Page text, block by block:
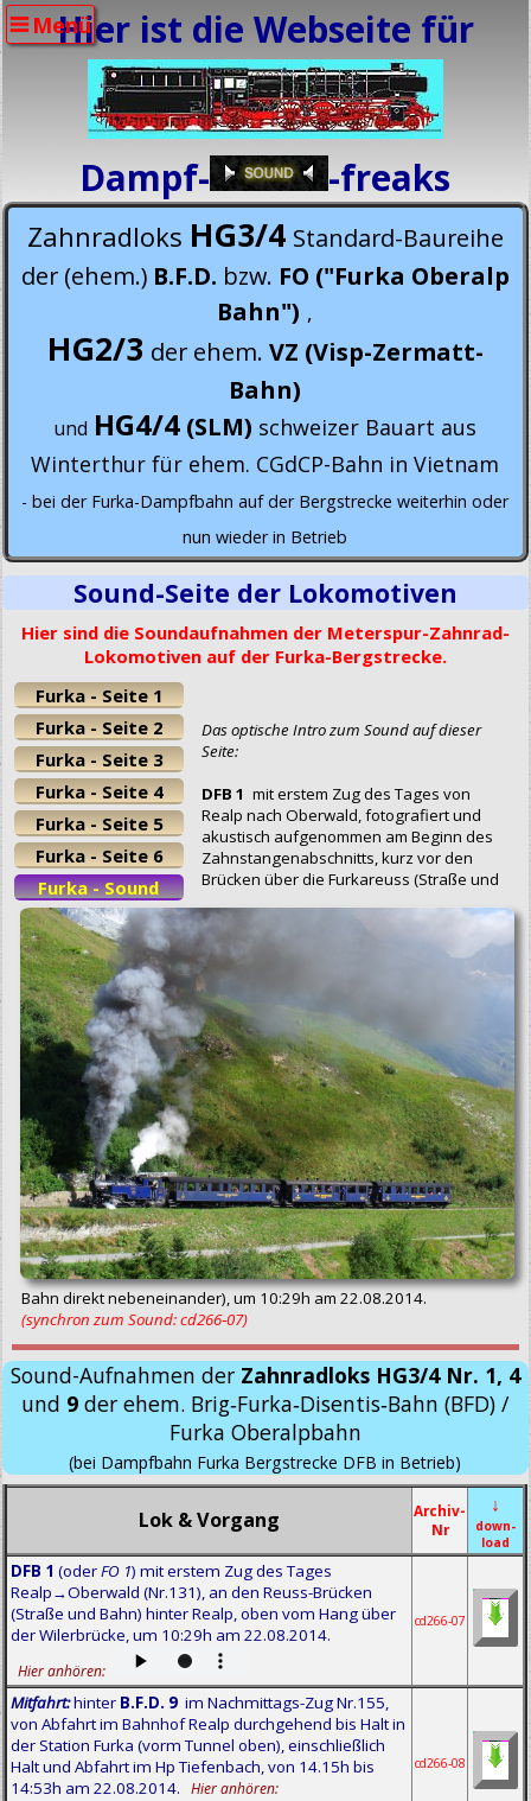
Menü
Hier ist die Webseite für
Dampf- -freaks
Zahnradloks HG3/4 Standard-Baureihe
der (ehem.) B.F.D. bzw. FO ("Furka Oberalp
Bahn") ,
HG2/3 der ehem. VZ (Visp-Zermatt-
Bahn)
und HG4/4 (SLM) schweizer Bauart aus
Winterthur für ehem. CGdCP-Bahn in Vietnam
- bei der Furka-Dampfbahn auf der Bergstrecke weiterhin oder
nun wieder in Betrieb
Sound-Seite der Lokomotiven
Hier sind die Soundaufnahmen der Meterspur-Zahnrad-
Lokomotiven auf der Furka-Bergstrecke.
Furka - Seite 1
Furka - Seite 2
Furka - Seite 3
Furka - Seite 4
Furka - Seite 5
Furka - Seite 6
Furka - Sound
Das optische Intro zum Sound auf dieser
Seite:
DFB 1 mit erstem Zug des Tages von
Realp nach Oberwald, fotografiert und
akustisch aufgenommen am Beginn des
Zahnstangenabschnitts, kurz vor den
Brücken über die Furkareuss (Straße und
Bahn direkt nebeneinander), um 10:29h am 22.08.2014.
(synchron zum Sound: cd266‑07)
Sound-Aufnahmen derZahnradloks HG3/4 Nr. 1, 4
und 9der ehem. Brig‑Furka‑Disentis‑Bahn (BFD) /
Furka Oberalpbahn
(bei Dampfbahn Furka Bergstrecke DFB in Betrieb)
Lok & Vorgang
Archiv-
Nr
↓
down-
load
DFB 1 (oderFO 1) mit erstem Zug des Tages
Realp→Oberwald (Nr.131), an den Reuss-Brücken
(Straße und Bahn) hinter Realp, oben vom Hang über
der Wilerbrücke, um 10:29h am 22.08.2014.
Hier anhören:
cd266-07
Mitfahrt:hinter B.F.D. 9 im Nachmittags-Zug Nr.155,
von Abfahrt im Bahnhof Realp durchgehend bis Halt in
der Station Furka (vorm Tunnel oben), einschließlich
Halt und Abfahrt im Hp Tiefenbach, von 14.15h bis
14:53h am 22.08.2014.
Hier anhören:
cd266-08